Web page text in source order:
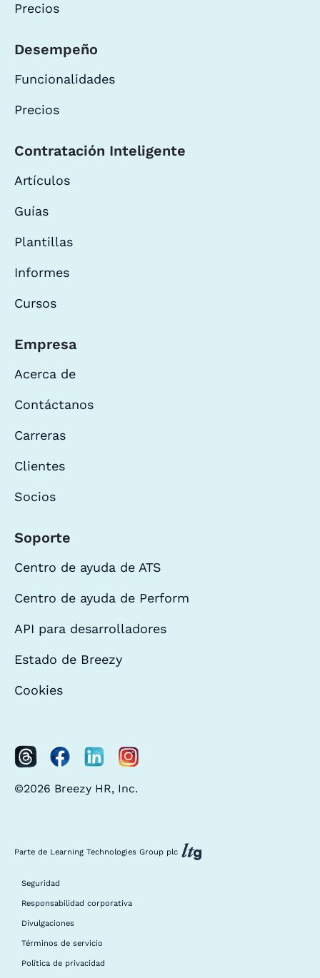
Precios
Desempeño
Funcionalidades
Precios
Contratación Inteligente
Artículos
Guías
Plantillas
Informes
Cursos
Empresa
Acerca de
Contáctanos
Carreras
Clientes
Socios
Soporte
Centro de ayuda de ATS
Centro de ayuda de Perform
API para desarrolladores
Estado de Breezy
Cookies
©2026 Breezy HR, Inc.
Parte de Learning Technologies Group plc
Seguridad
Responsabilidad corporativa
Divulgaciones
Términos de servicio
Política de privacidad